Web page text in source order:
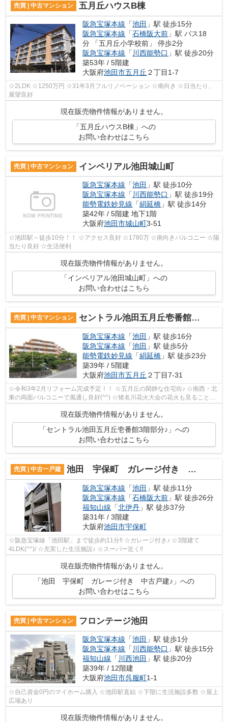
売買 | 中古マンション 五月丘ハウスB棟
阪急宝塚本線 「池田 」駅 徒歩15分
阪急宝塚本線 「石橋阪大前 」駅 バス18
分 「五月丘小学校前」 停歩2分
阪急宝塚本線 「 川西能勢口 」駅 徒歩20分
築53年 / 5階建
大阪府池田市五月丘 ２丁目1-7
☆2LDK ☆1250万円 ☆31年3月フルリノベーション ☆南向き ☆日当たり、
展望良好
現在販売物件情報がありません。
「五月丘ハウスB棟」への
お問い合わせはこちら
売買 | 中古マンション インペリアル池田城山町
阪急宝塚本線 「池田 」駅 徒歩10分
阪急宝塚本線 「 川西能勢口 」駅 徒歩19分
能勢電鉄妙見線 「絹延橋 」駅 徒歩14分
築42年 / 5階建 地下1階
大阪府池田市城山町3-51
☆池田駅～徒歩10分！！ ☆アクセス良好 ☆1780万 ☆南向きバルコニー ☆陽
当たり良好 ☆生活便利
現在販売物件情報がありません。
「インペリアル池田城山町」への
お問い合わせはこちら
売買 | 中古マンション セントラル池田五月丘壱番館3階部分♪
阪急宝塚本線 「池田 」駅 徒歩16分
阪急宝塚本線 「池田 」駅 徒歩5分
能勢電鉄妙見線 「絹延橋 」駅 徒歩23分
築39年 / 5階建
大阪府池田市五月丘 ２丁目7-31
☆令和3年2月リフォーム完成予定！！ ☆五月丘の閑静な住宅街♪ ☆南西・北
東の両面バルコニーで風通し良好(^^) ☆猪名川花火大会の花火も見ることが
現在販売物件情報がありません。
「セントラル池田五月丘壱番館3階部分♪」への
お問い合わせはこちら
売買 | 中古一戸建 池田 宇保町 ガレージ付き 中古戸建♪
阪急宝塚本線 「池田 」駅 徒歩11分
阪急宝塚本線 「石橋阪大前 」駅 徒歩26分
福知山線 「北伊丹 」駅 徒歩37分
築31年 / 3階建
大阪府池田市宇保町
☆阪急宝塚線「池田駅」まで徒歩約11分‼ ☆ガレージ付き♪ ☆3階建て
4LDK(^^)/ ☆充実した生活施設♪ ☆スーパー近く‼
現在販売物件情報がありません。
「池田 宇保町 ガレージ付き 中古戸建♪」への
お問い合わせはこちら
売買 | 中古マンション フロンテージ池田
阪急宝塚本線 「池田 」駅 徒歩1分
阪急宝塚本線 「 川西能勢口 」駅 徒歩15分
福知山線 「 川西池田 」駅 徒歩20分
築39年 / 12階建
大阪府池田市呉服町1-1
☆自己資金0円のマイホーム購入 ☆池田駅直結 ☆下階に生活施設多数 ☆屋上
広場あり
現在販売物件情報がありません。